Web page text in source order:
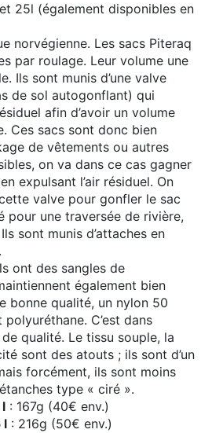
25l (également disponibles en
norvégienne. Les sacs Piteraq
par roulage. Leur volume une
Ils sont munis d’une valve
de sol autogonflant) qui
afin d’avoir un volume
Ces sacs sont donc bien
de vêtements ou autres
on va dans ce cas gagner
expulsant l’air résiduel. On
valve pour gonfler le sac
une traversée de rivière,
sont munis d’attaches en
ont des sangles de
également bien
bonne qualité, un nylon 50
C’est dans
qualité. Le tissu souple, la
sont des atouts ; ils sont d’un
forcément, ils sont moins
type « ciré ».
l : 167g (40€ env.)
l : 216g (50€ env.)